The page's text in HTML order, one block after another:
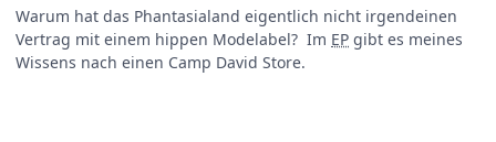
Warum hat das Phantasialand eigentlich nicht irgendeinen
Vertrag mit einem hippen Modelabel? Im EP gibt es meines
Wissens nach einen Camp David Store.